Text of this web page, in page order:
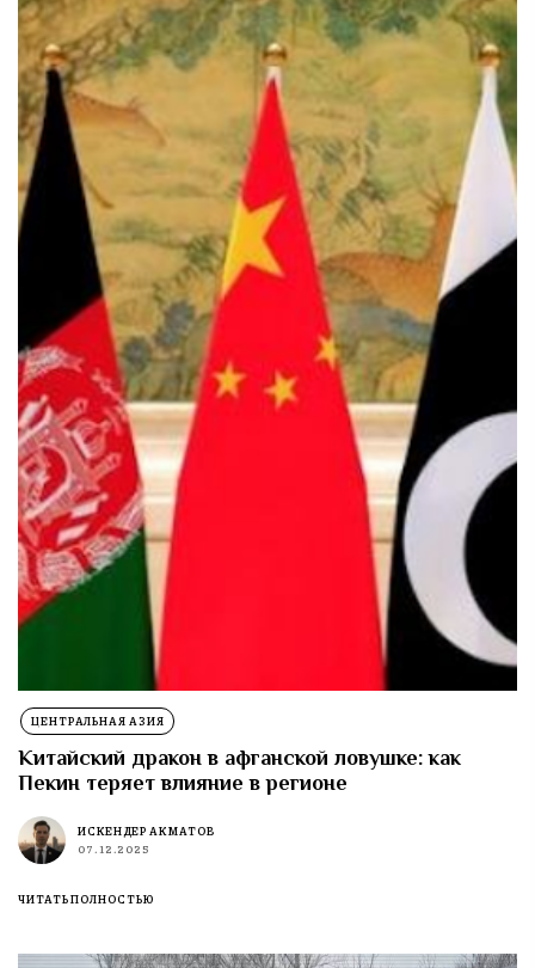
ЦЕНТРАЛЬНАЯ АЗИЯ
Китайский дракон в афганской ловушке: как
Пекин теряет влияние в регионе
ИСКЕНДЕР АКМАТОВ
07.12.2025
ЧИТАТЬ ПОЛНОСТЬЮ